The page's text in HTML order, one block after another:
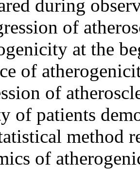
during
of
at the
of
of
of patients
method
of